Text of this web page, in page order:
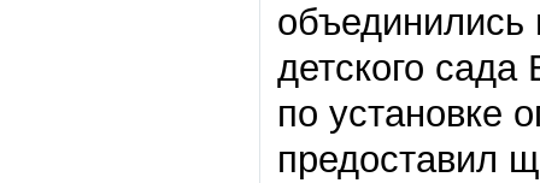
объединились
детского
по установке
предоставил